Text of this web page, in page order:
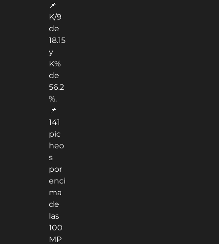
📌
K/9
de
18.15
y
K%
de
56.2
%.
📌
141
pic
heo
s
por
enci
ma
de
las
100
MP